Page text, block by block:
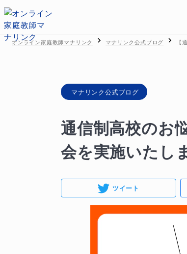
オンライン家庭教師マナリンク マナリンク公式ブログ 【
マナリンク公式ブログ
通信制高校のお
会を実施いたし
ツイート